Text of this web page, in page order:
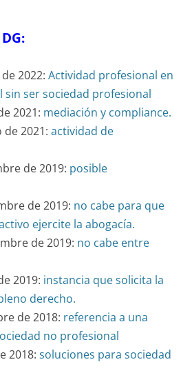
2022: Actividad profesional en
sin ser sociedad profesional
2021: mediación y compliance.
de 2021: actividad de
de 2019: posible
de 2019: no cabe para que
ejercite la abogacía.
de 2019: no cabe entre
2019: instancia que solicita la
derecho.
de 2018: referencia a una
no profesional
2018: soluciones para sociedad